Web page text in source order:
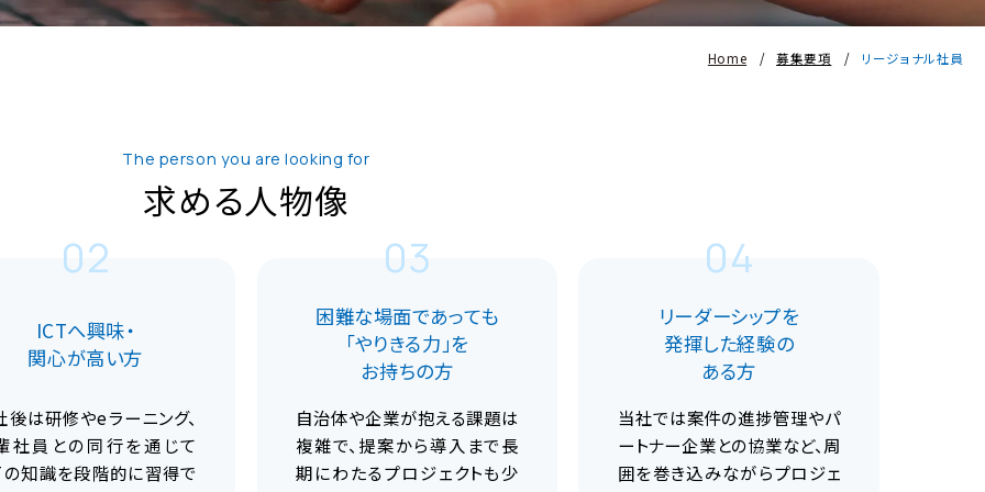
Home 募集要項 リージョナル社員
The person you are looking for
求める人物像
02
ICTへ興味・
関心が高い方
後は研修やeラーニング、
社員との同行を通じて
知識を段階的に習得で
03
困難な場面であっても
「やりきる力」を
お持ちの方
自治体や企業が抱える課題は
複雑で、提案から導入まで長
期にわたるプロジェクトも少
04
リーダーシップを
発揮した経験の
ある方
当社では案件の進捗管理やパ
ートナー企業との協業など、周
囲を巻き込みながらプロジェ